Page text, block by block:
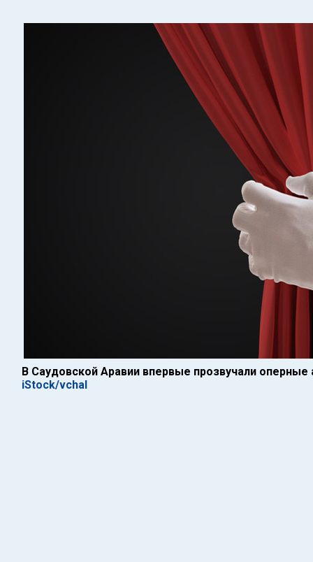
В Саудовской Аравии впервые прозвучали оперные
iStock/vchal